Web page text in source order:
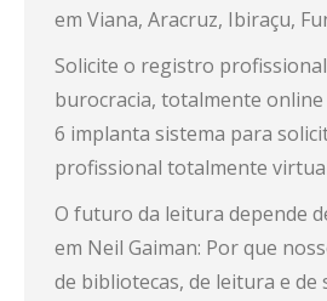
em Viana, Aracruz, Ibiraçu,
Solicite o registro profissional
burocracia, totalmente online
6 implanta sistema para
profissional totalmente
O futuro da leitura depende
em Neil Gaiman: Por que
de bibliotecas, de leitura e de